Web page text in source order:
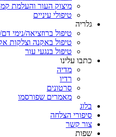
מיצוק העור והעלמת
טיפולי עיניים
גלריה
טיפול ברוזציאה/נימי
טיפול באקנה וצלקות
טיפול בנגעי עור
כתבו עלינו
מדיה
רדיו
סרטונים
מאמרים שפורסמו
בלוג
סיפורי הצלחה
צור קשר
שפות